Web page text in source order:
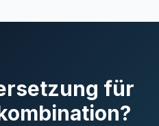
für